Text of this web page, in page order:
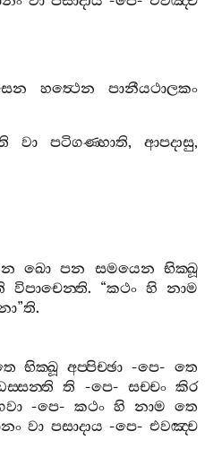
හත්‍ථෙන
පානීයථාලකං
වා පටිගණ‍්හාති,ආපදාසු,
ඛො පන සමයෙන භික‍්ඛූ
විපාචෙන‍්ති. “කථං හි නාම
”ති.
භික‍්ඛූ අප‍්පිච‍්ඡා -පෙ-තෙ
ති -පෙ- සච‍්චං කිර
-පෙ-කථං හි නාම තෙ
වා පසාදාය -පෙ- එවඤ‍්ච